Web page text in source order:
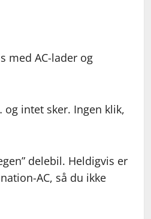
med AC-lader og
intet sker. Ingen klik,
delebil. Heldigvis er
AC, så du ikke